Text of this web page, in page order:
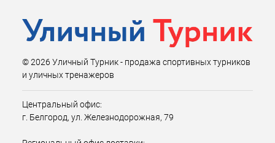
© 2026 Уличный Турник - продажа спортивных турников
и уличных тренажеров
Центральный офис:
г. Белгород, ул. Железнодорожная, 79